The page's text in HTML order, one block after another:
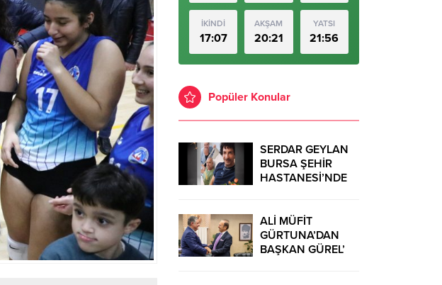
İKİNDİ
17:07
AKŞAM
20:21
YATSI
21:56
Popüler Konular
SERDAR GEYLAN
BURSA ŞEHİR
HASTANESİ’NDE
ALİ MÜFİT
GÜRTUNA’DAN
BAŞKAN GÜREL’